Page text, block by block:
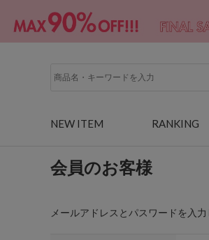
NEW ITEM RANKING
会員のお客様
メールアドレスとパスワードを入